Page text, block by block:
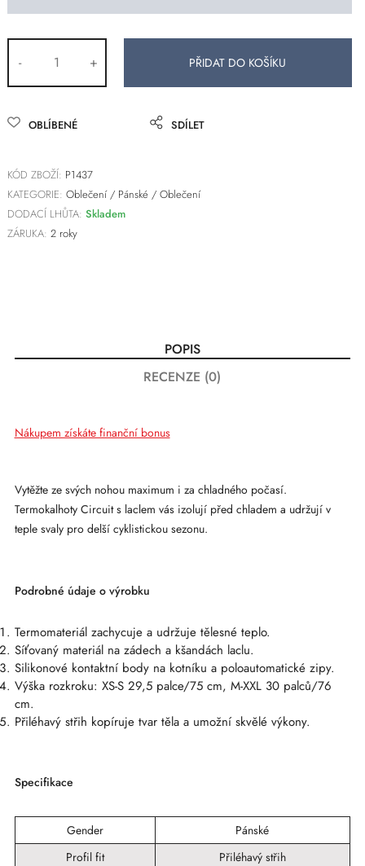
- +
OBLÍBENÉ SDÍLET
KÓD ZBOŽÍ: P1437
KATEGORIE: Oblečení/ Pánské / Oblečení
DODACÍ LHŮTA: Skladem
ZÁRUKA: 2 roky
POPIS
RECENZE (0)
Nákupem získáte finanční bonus
Vytěžte ze svých nohou maximum i za chladného počasí.
Termokalhoty Circuit s laclem vás izolují před chladem a udržují v
teple svaly pro delší cyklistickou sezonu.
Podrobné údaje o výrobku
Termomateriál zachycuje a udržuje tělesné teplo.
Síťovaný materiál na zádech a kšandách laclu.
Silikonové kontaktní body na kotníku a poloautomatické zipy.
Výška rozkroku: XS-S 29,5 palce/75 cm, M-XXL 30 palců/76
cm.
Přiléhavý střih kopíruje tvar těla a umožní skvělé výkony.
Specifikace
Gender
Pánské
Profil fit
Přiléhavý střih